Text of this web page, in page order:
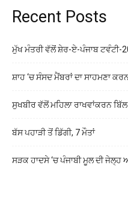
Recent Posts
ਮੁੱਖ ਮੰਤਰੀ ਵੱਲੋਂ ਸ਼ੇਰ-ਏ-ਪੰਜਾਬ ਟਵੰਟੀ-
ਸ਼ਾਹ ‘ਚ ਸੰਸਦ ਮੈਂਬਰਾਂ ਦਾ ਸਾਹਮਣਾ
ਸੁਖਬੀਰ ਵੱਲੋਂ ਮਹਿਲਾ ਰਾਖਵਾਂਕਰਨ
ਬੱਸ ਪਹਾੜੀ ਤੋਂ ਡਿੱਗੀ, 7 ਮੌਤਾਂ
ਸੜਕ ਹਾਦਸੇ ‘ਚ ਪੰਜਾਬੀ ਮੂਲ ਦੀ ਜੇਲ੍ਹ